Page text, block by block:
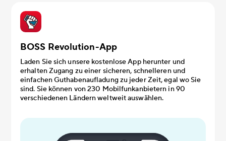
BOSS Revolution-App
Laden Sie sich unsere kostenlose App herunter und
erhalten Zugang zu einer sicheren, schnelleren und
einfachen Guthabenaufladung zu jeder Zeit, egal wo Sie
sind. Sie können von 230 Mobilfunkanbietern in 90
verschiedenen Ländern weltweit auswählen.